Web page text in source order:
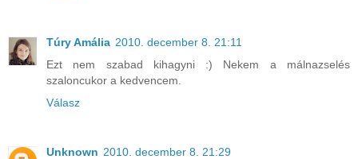
Túry Amália 2010. december 8. 21:11
Ezt nem szabad kihagyni :) Nekem a málnazselés
szaloncukor a kedvencem.
Válasz
Unknown 2010. december 8. 21:29